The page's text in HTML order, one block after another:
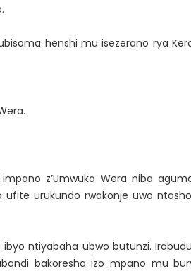
henshi mu isezerano rya
z’Umwuka Wera niba
urukundo rwakonje uwo
ntiyabaha ubwo butunzi.
bakoresha izo mpano mu